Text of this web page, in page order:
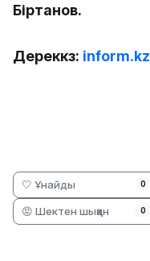
Біртанов.
Дереккөз: inform.kz
🤍 Ұнайды 0
😡 Шектен шыққан 0